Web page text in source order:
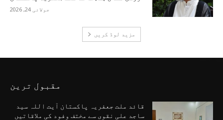
جولائی 24, 2026
مزید لوڈ کریں
مقبول ترین
قائد ملت جعفریہ پاکستان آیت اللہ سید
ساجد علی نقوی سے مختف وفود کی ملاقاتیں